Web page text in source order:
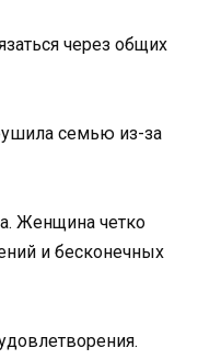
через общих
семью из-за
Женщина четко
и бесконечных